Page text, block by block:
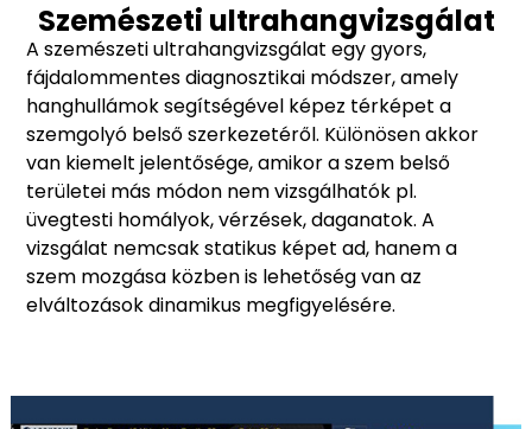
Szemészeti ultrahangvizsgálat
A szemészeti ultrahangvizsgálat egy gyors,
fájdalommentes diagnosztikai módszer, amely
hanghullámok segítségével képez térképet a
szemgolyó belső szerkezetéről. Különösen akkor
van kiemelt jelentősége, amikor a szem belső
területei más módon nem vizsgálhatók pl.
üvegtesti homályok, vérzések, daganatok. A
vizsgálat nemcsak statikus képet ad, hanem a
szem mozgása közben is lehetőség van az
elváltozások dinamikus megfigyelésére.